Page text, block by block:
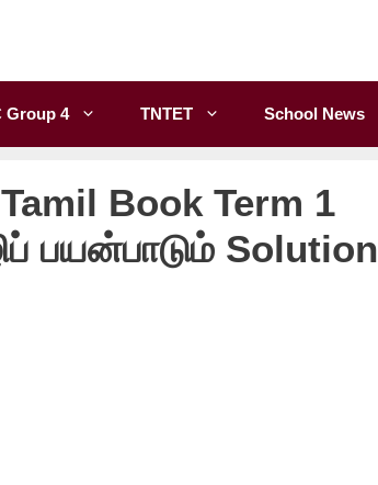
Group 4 TNTET School News
Book Term 1
பயன்பாடும் Solution